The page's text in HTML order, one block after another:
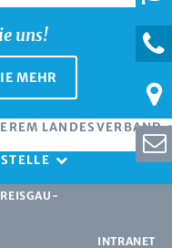
uns!
MEHR
LANDESVERBAND
INTRANET